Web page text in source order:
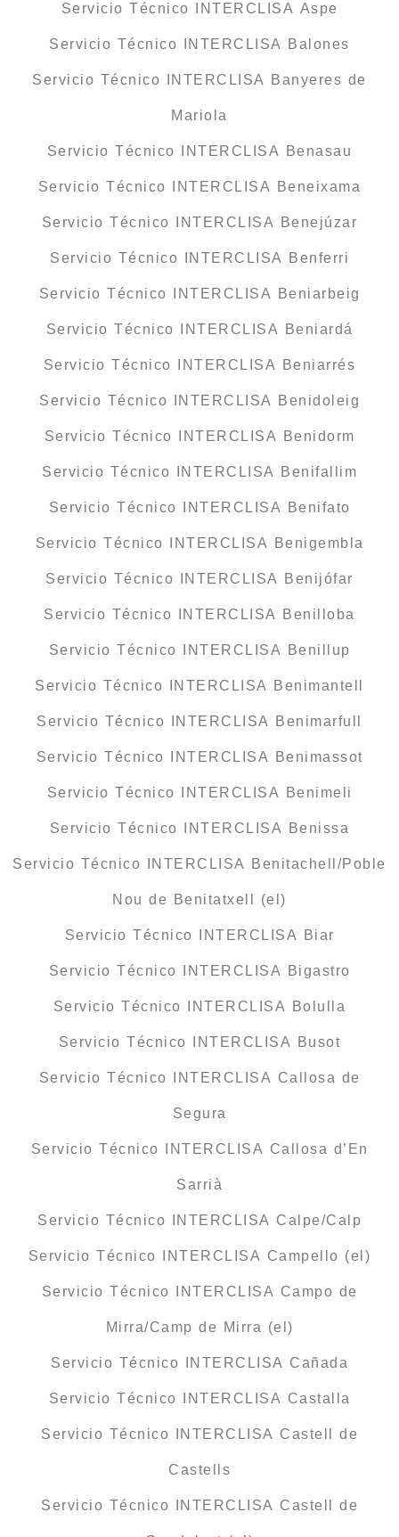
Servicio Técnico INTERCLISA Aspe
Servicio Técnico INTERCLISA Balones
Servicio Técnico INTERCLISA Banyeres de
Mariola
Servicio Técnico INTERCLISA Benasau
Servicio Técnico INTERCLISA Beneixama
Servicio Técnico INTERCLISA Benejúzar
Servicio Técnico INTERCLISA Benferri
Servicio Técnico INTERCLISA Beniarbeig
Servicio Técnico INTERCLISA Beniardá
Servicio Técnico INTERCLISA Beniarrés
Servicio Técnico INTERCLISA Benidoleig
Servicio Técnico INTERCLISA Benidorm
Servicio Técnico INTERCLISA Benifallim
Servicio Técnico INTERCLISA Benifato
Servicio Técnico INTERCLISA Benigembla
Servicio Técnico INTERCLISA Benijófar
Servicio Técnico INTERCLISA Benilloba
Servicio Técnico INTERCLISA Benillup
Servicio Técnico INTERCLISA Benimantell
Servicio Técnico INTERCLISA Benimarfull
Servicio Técnico INTERCLISA Benimassot
Servicio Técnico INTERCLISA Benimeli
Servicio Técnico INTERCLISA Benissa
Servicio Técnico INTERCLISA Benitachell/Poble
Nou de Benitatxell (el)
Servicio Técnico INTERCLISA Biar
Servicio Técnico INTERCLISA Bigastro
Servicio Técnico INTERCLISA Bolulla
Servicio Técnico INTERCLISA Busot
Servicio Técnico INTERCLISA Callosa de
Segura
Servicio Técnico INTERCLISA Callosa d’En
Sarrià
Servicio Técnico INTERCLISA Calpe/Calp
Servicio Técnico INTERCLISA Campello (el)
Servicio Técnico INTERCLISA Campo de
Mirra/Camp de Mirra (el)
Servicio Técnico INTERCLISA Cañada
Servicio Técnico INTERCLISA Castalla
Servicio Técnico INTERCLISA Castell de
Castells
Servicio Técnico INTERCLISA Castell de